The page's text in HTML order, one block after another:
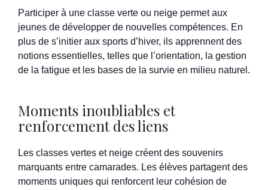
Participer à une classe verte ou neige permet aux
jeunes de développer de nouvelles compétences. En
plus de s’initier aux sports d’hiver, ils apprennent des
notions essentielles, telles que l’orientation, la gestion
de la fatigue et les bases de la survie en milieu naturel.
Moments inoubliables et
renforcement des liens
Les classes vertes et neige créent des souvenirs
marquants entre camarades. Les élèves partagent des
moments uniques qui renforcent leur cohésion de